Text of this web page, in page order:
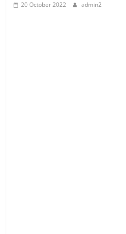
20 October 2022 admin2